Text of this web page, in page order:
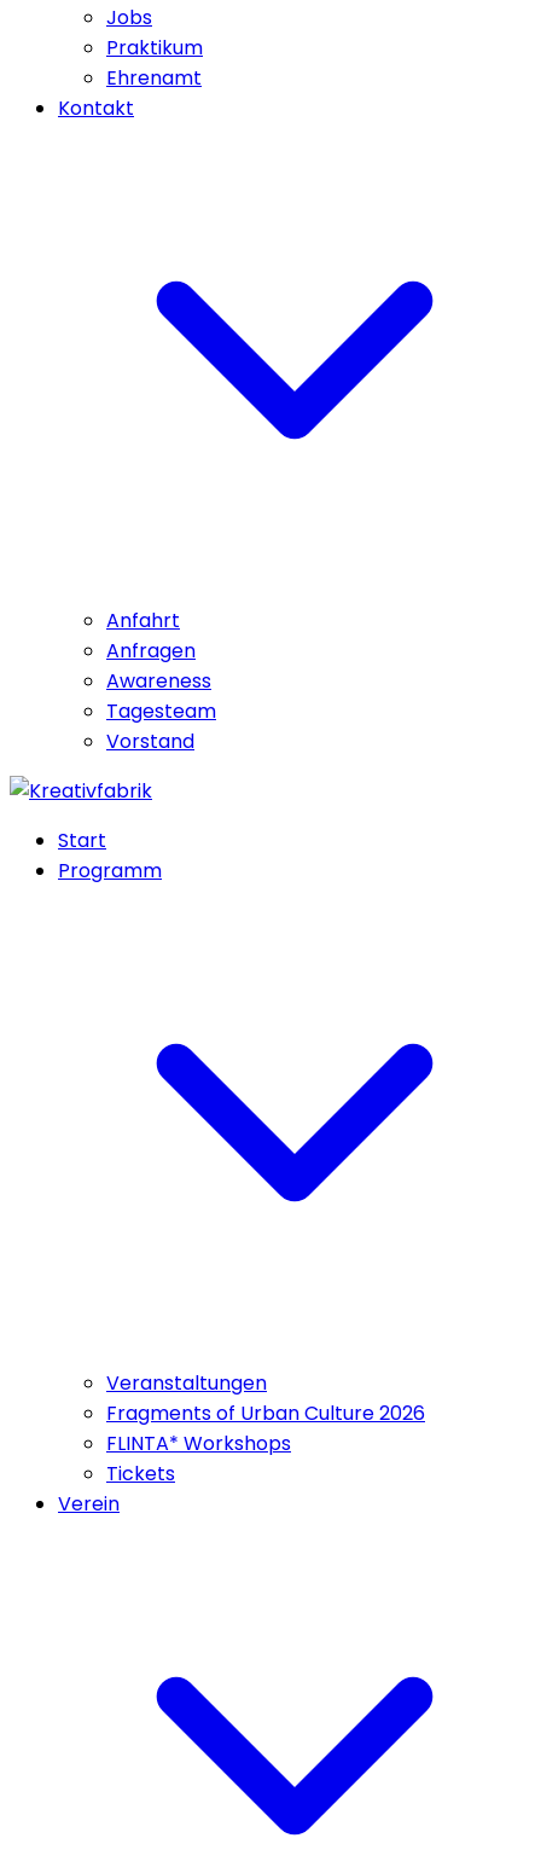
Jobs
Praktikum
Ehrenamt
Kontakt
Anfahrt
Anfragen
Awareness
Tagesteam
Vorstand
Start
Programm
Veranstaltungen
Fragments of Urban Culture 2026
FLINTA* Workshops
Tickets
Verein